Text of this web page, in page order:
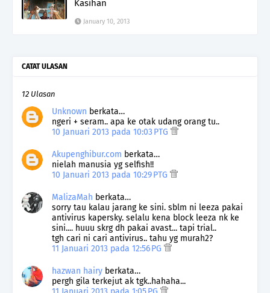
Kasihan
January 10, 2013
CATAT ULASAN
12 Ulasan
Unknown berkata…
ngeri + seram.. apa ke otak udang orang tu..
10 Januari 2013 pada 10:03 PTG
Akupenghibur.com berkata…
nielah manusia yg selfish!!
10 Januari 2013 pada 10:29 PTG
MalizaMah berkata…
sorry tau kalau jarang ke sini. sblm ni leeza pakai
antivirus kapersky. selalu kena block leeza nk ke
sini.... huuu skrg dh pakai avast... tapi trial..
tgh cari ni cari antivirus.. tahu yg murah2?
11 Januari 2013 pada 12:56 PG
hazwan hairy berkata…
pergh gila terkejut ak tgk..hahaha...